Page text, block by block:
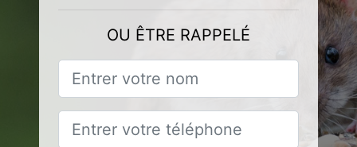
OU ÊTRE RAPPELÉ